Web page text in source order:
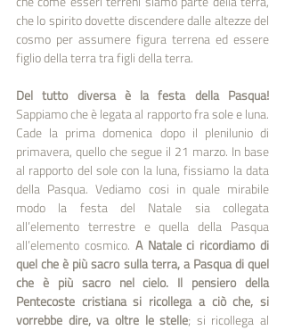
che lo spirito dovette discendere dalle altez­ze del
cosmo per assumere figura terrena ed essere
figlio della terra tra figli della terra.
Sappiamo che è legata al rapporto fra sole e luna.
Cade la prima domenica dopo il plenilunio di
primavera, quello che segue il 21 marzo. In base
al rapporto del sole con la luna, fissiamo la data
della Pasqua. Vediamo cosi in quale mirabile
modo la festa del Natale sia collegata
all’elemento terrestre e quella della Pasqua
all’elemento cosmico. A Natale ci ricordiamo di
quel che è più sacro sulla terra, a Pasqua di quel
che è più sacro nel cielo. Il pensiero della
Pentecoste cristiana si ricollega a ciò che, si
vorrebbe dire, va oltre le stelle; si ricollega al